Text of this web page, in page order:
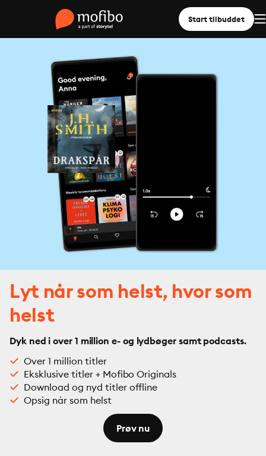
Start tilbuddet
Lyt når som helst, hvor som
helst
Dyk ned i over 1 million e- og lydbøger samt podcasts.
Over 1 million titler
Eksklusive titler + Mofibo Originals
Download og nyd titler offline
Opsig når som helst
Prøv nu